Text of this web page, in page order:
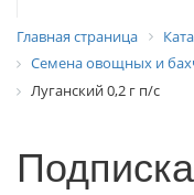
Главная страница
Семена овощных и
Луганский 0,2 г п/с